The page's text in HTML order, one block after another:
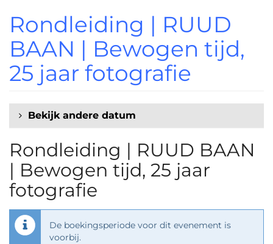
hoofdinhoud
Rondleiding | RUUD
BAAN | Bewogen tijd,
25 jaar fotografie
Bekijk andere datum
Rondleiding | RUUD BAAN
| Bewogen tijd, 25 jaar
fotografie
De boekingsperiode voor dit evenement is
voorbij.